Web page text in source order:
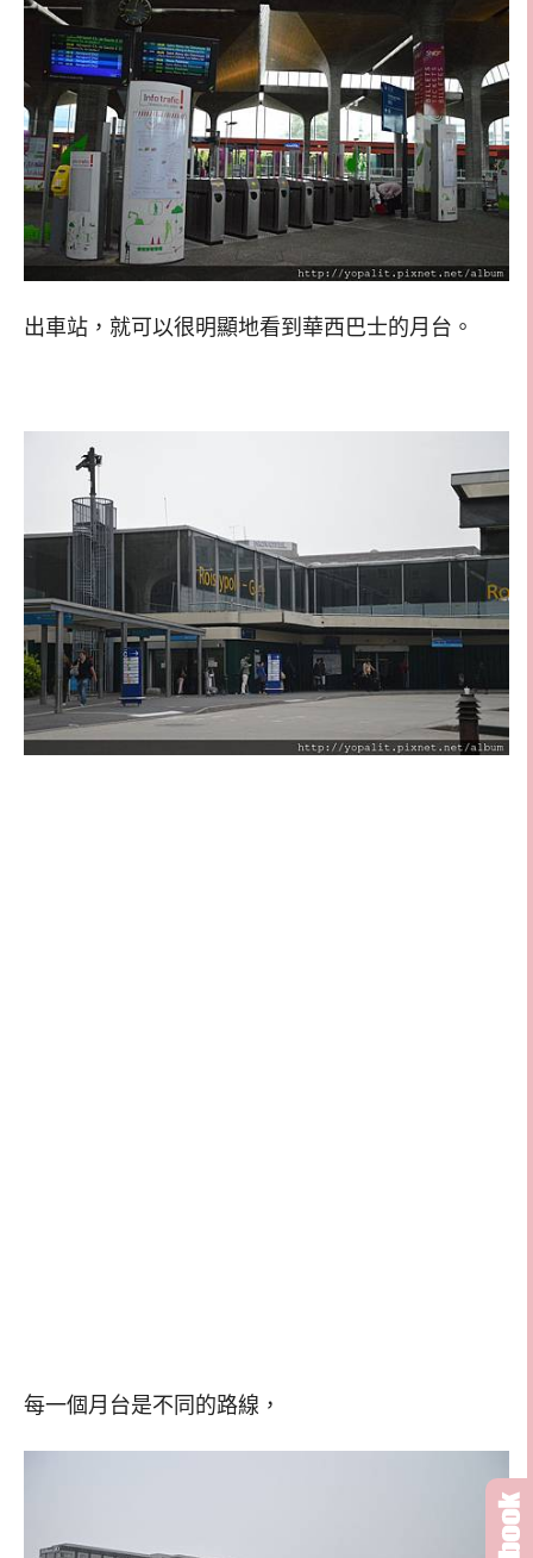
出車站，就可以很明顯地看到華西巴士的月台。
每一個月台是不同的路線，